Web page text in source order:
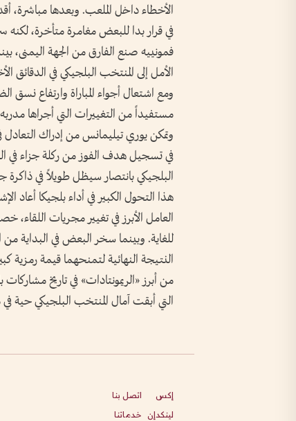
الأخطاء داخل الملعب. وبعدها مباشرة،
في قرار بدا للبعض مغامرة متأخرة، لكنه
فمونييه صنع الفارق من الجهة اليمنى،
الأمل إلى المنتخب البلجيكي في الدقائق
ومع اشتعال أجواء المباراة وارتفاع
مستفيداً من التغييرات التي أجراها
وتمكن يوري تيليمانس من إدراك
البلجيكي بانتصار سيظل طويلاً في
هذا التحول الكبير في أداء بلجيكا أعاد
العامل الأبرز في تغيير مجريات
للغاية. وبينما سخر البعض في البداية من
النتيجة النهائية لتمنحهما قيمة رمزية
من أبرز «الريمونتادات» في تاريخ
التي أبقت آمال المنتخب البلجيكي حية في
إكس
لينكدإن
اتصل بنا
خدماتنا